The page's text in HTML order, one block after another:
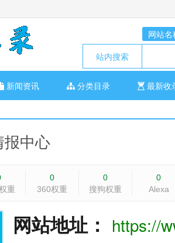
网站名
站内搜索
新闻资讯 分类目录 最新收
报中心
重
0
360权重
0
搜狗权重
0
Alexa
网站地址： https://